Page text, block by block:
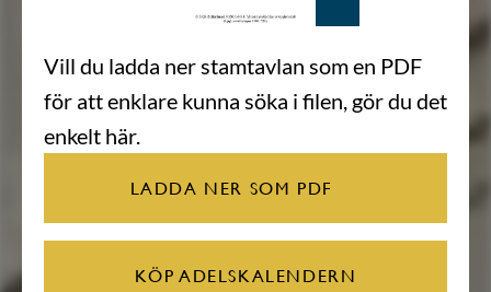
Vill du ladda ner stamtavlan som en PDF
för att enklare kunna söka i filen, gör du det
enkelt här.
LADDA NER SOM PDF
KÖP ADELSKALENDERN